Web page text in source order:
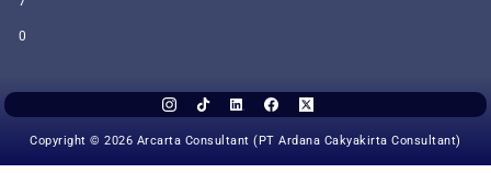
0
Copyright © 2026 Arcarta Consultant (PT Ardana Cakyakirta Consultant)